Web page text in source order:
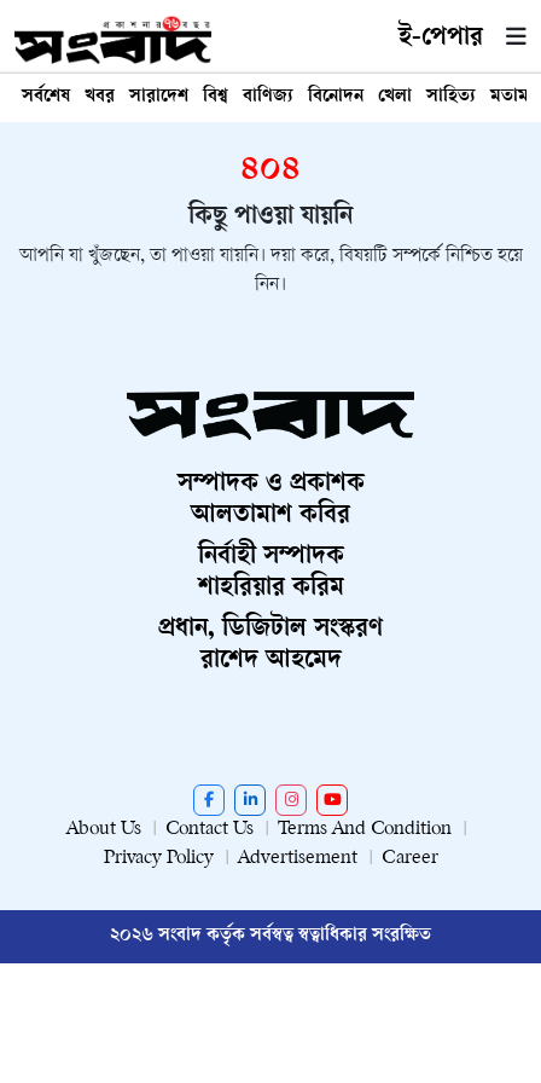
ই-পেপার
সর্বশেষ খবর সারাদেশ বিশ্ব বাণিজ্য বিনোদন খেলা সাহিত্য মতামত
৪০৪
কিছু পাওয়া যায়নি
আপনি যা খুঁজছেন, তা পাওয়া যায়নি। দয়া করে, বিষয়টি সম্পর্কে নিশ্চিত হয়ে
নিন।
সম্পাদক ও প্রকাশক
আলতামাশ কবির
নির্বাহী সম্পাদক
শাহরিয়ার করিম
প্রধান, ডিজিটাল সংস্করণ
রাশেদ আহমেদ
About Us Contact Us
Terms And Condition
Privacy Policy
Advertisement Career
২০২৬ সংবাদ কর্তৃক সর্বস্বত্ব স্বত্বাধিকার সংরক্ষিত